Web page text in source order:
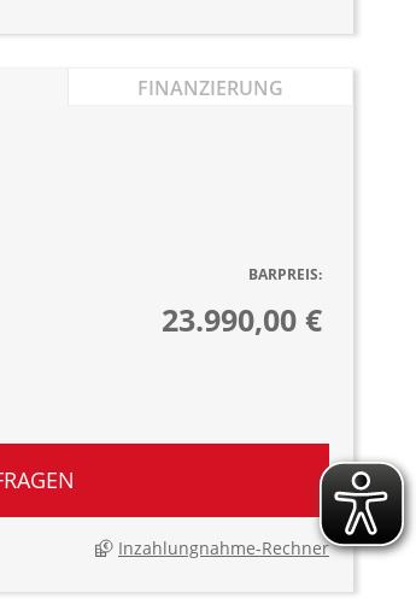
FINANZIERUNG
BARPREIS:
23.990,00 €
Inzahlungnahme-Rechner